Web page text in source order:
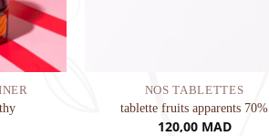
NOS TABLETTES
tablette fruits apparents 70%
120,00 MAD